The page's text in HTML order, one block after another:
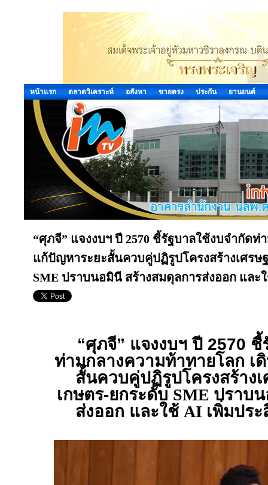
หน้าแรก ตลาดวิเคราะห์ อสังหา ขายตรง ประกัน ยานยนต์
“ศุภจี” แจงงบฯ ปี 2570 ชี้รัฐบาลใช้งบจำกัด
แก้ปัญหาระยะสั้นควบคู่ปฏิรูปโครงสร้างเศรษ
SME ปราบนอมินี สร้างสมดุลการส่งออก และ
“ศุภจี” แจงงบฯ ปี 2570
ท่ามกลางความท้าทายโลก เ
สั้นควบคู่ปฏิรูปโครงสร้าง
เกษตร-ยกระดับSME ปราบ
ส่งออก และใช้ AI เพิ่มปร